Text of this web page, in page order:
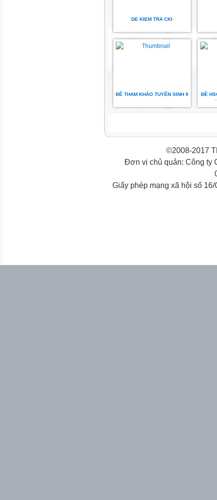
DE KIEM TRA CKI
ĐỀ THAM KHẢO TUYỂN SINH 9
ĐỀ
©2008-2017
Đơn vị chủ quản: Công ty
Giấy phép mạng xã hội số